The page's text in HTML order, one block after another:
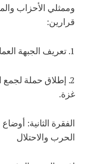
وممثلي الأحزاب
قرارين:
1. تعريف الجبهة العمالية الموحدة عالمياً.
2. إطلاق حملة
غزة.
الفقرة الثانية:
الحرب والاحتلال